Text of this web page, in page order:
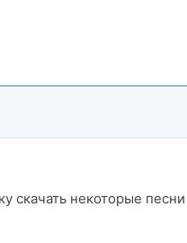
скачать некоторые песни